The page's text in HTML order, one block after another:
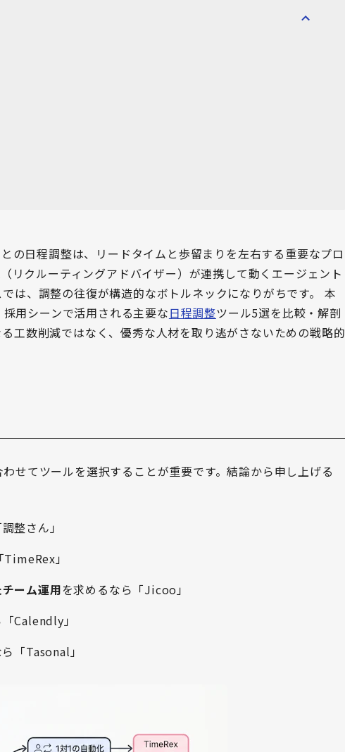
の日程調整は、リードタイムと歩留まりを左右する重要なプロ
リクルーティングアドバイザー）が連携して動くエージェント
は、調整の往復が構造的なボトルネックになりがちです。 本
用シーンで活用される主要な日程調整ツール5選を比較・解剖
工数削減ではなく、優秀な人材を取り逃がさないための戦略的
せてツールを選択することが重要です。結論から申し上げる
整さん」
TimeRex」
ーム運用を求めるなら「Jicoo」
Calendly」
「Tasonal」